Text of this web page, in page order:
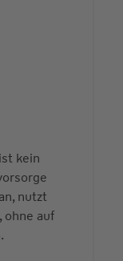
kein
nutzt
ohne auf